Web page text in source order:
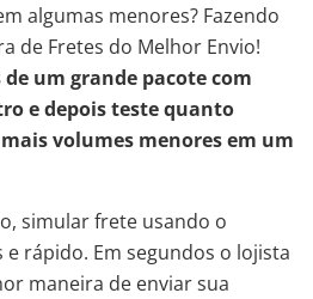
algumas menores? Fazendo
de Fretes do Melhor Envio!
um grande pacote com
e depois teste quanto
volumes menores em um
simular frete usando o
e rápido. Em segundos o lojista
maneira de enviar sua